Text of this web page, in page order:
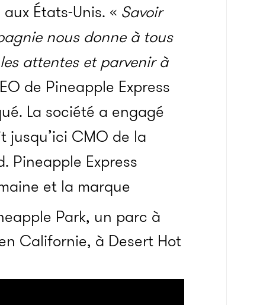
États-Unis. « Savoir
nous donne à tous
attentes et parvenir à
de Pineapple Express
La société a engagé
jusqu’ici CMO de la
Pineapple Express
et la marque
Park, un parc à
Californie, à Desert Hot